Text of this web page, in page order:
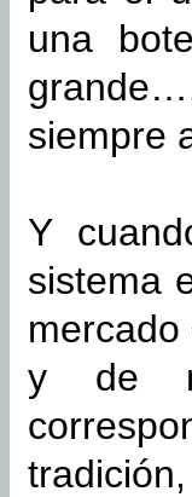
una
siempre
Y
sistema
y de